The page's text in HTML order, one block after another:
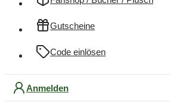
Gutscheine
Code einlösen
Anmelden